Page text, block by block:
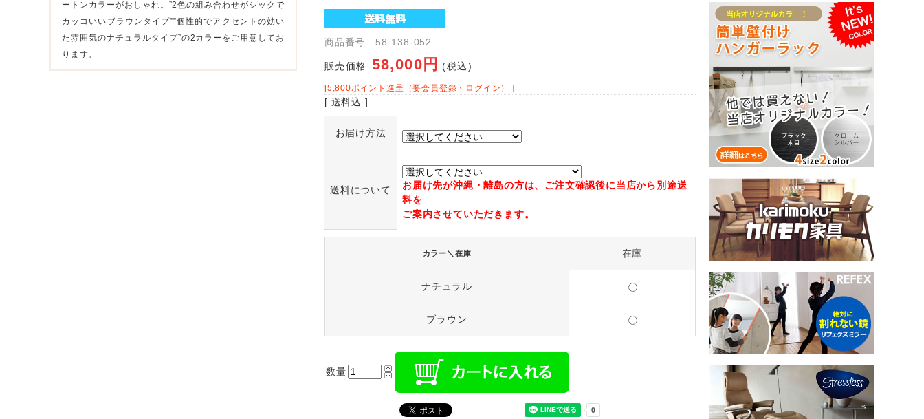
ートンカラーがおしゃれ。”2色の組み合わせがシックで
カッコいいブラウンタイプ””個性的でアクセントの効い
た雰囲気のナチュラルタイプ”の2カラーをご用意してお
ります。
商品番号 58-138-052
販売価格 58,000円 (税込)
[5,800ポイント進呈（要会員登録・ログイン） ]
[ 送料込 ]
お届け方法
送料について
お届け先が沖縄・離島の方は、ご注文確認後に当店から別途送
料を
ご案内させていただきます。
カラー＼在庫 在庫
ナチュラル
ブラウン
数量